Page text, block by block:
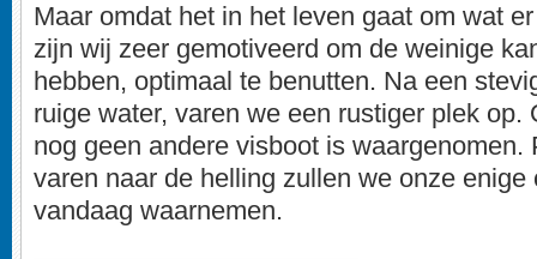
Maar omdat het in het leven gaat om wat
zijn wij zeer gemotiveerd om de weinige
hebben, optimaal te benutten. Na een
ruige water, varen we een rustiger plek op.
nog geen andere visboot is waargenomen.
varen naar de helling zullen we onze enige
vandaag waarnemen.